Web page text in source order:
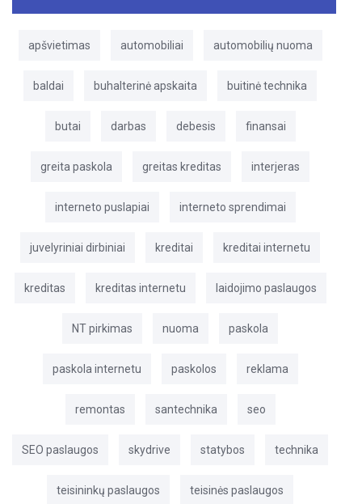
apšvietimas automobiliai automobilių nuoma
baldai buhalterinė apskaita buitinė technika
butai darbas debesis finansai
greita paskola greitas kreditas interjeras
interneto puslapiai interneto sprendimai
juvelyriniai dirbiniai kreditai kreditai internetu
kreditas kreditas internetu laidojimo paslaugos
NT pirkimas nuoma paskola
paskola internetu paskolos reklama
remontas santechnika seo
SEO paslaugos skydrive statybos technika
teisininkų paslaugos teisinės paslaugos